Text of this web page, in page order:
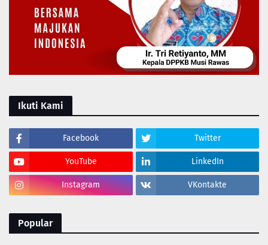
Ikuti Kami
Facebook Twitter
YouTube LinkedIn
Instagram VKontakte
Popular